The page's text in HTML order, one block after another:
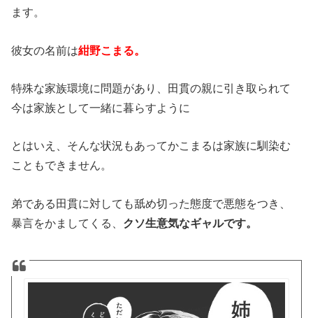
ます。
彼女の名前は紺野こまる。
特殊な家族環境に問題があり、田貫の親に引き取られて
今は家族として一緒に暮らすように
とはいえ、そんな状況もあってかこまるは家族に馴染む
こともできません。
弟である田貫に対しても舐め切った態度で悪態をつき、
暴言をかましてくる、 クソ生意気なギャルです。